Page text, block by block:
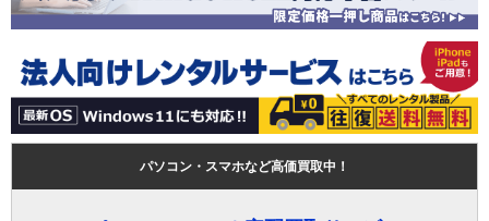
パソコン・スマホなど高価買取中！